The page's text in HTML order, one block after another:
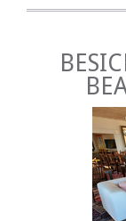
Bitte
Erleben Sie
Barbeques
und
Verfügung,
oder weiter